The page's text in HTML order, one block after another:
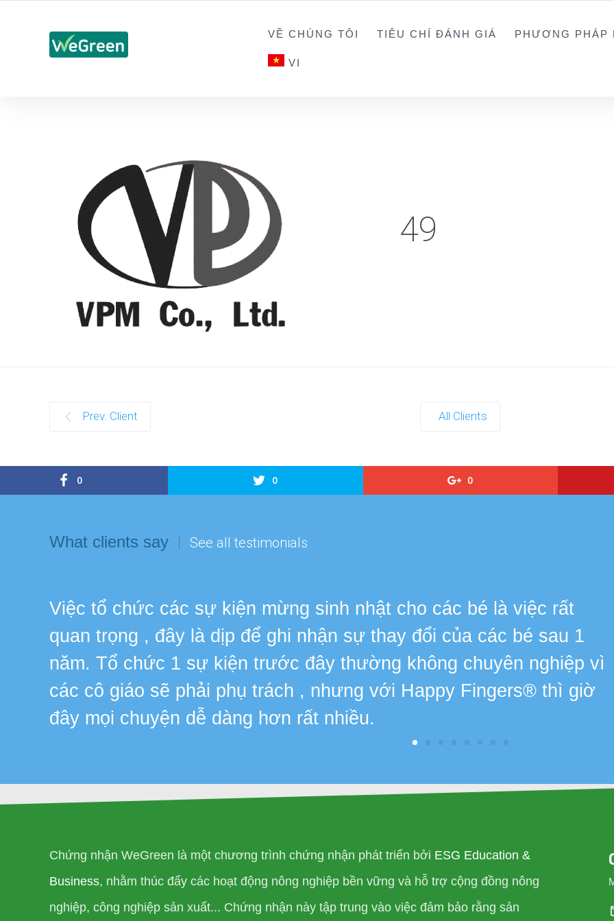
VỀ CHÚNG TÔI TIÊU CHÍ ĐÁNH GIÁ PHƯƠNG PHÁP
VI
49
Prev. Client All Clients
0 0 0
What clients say See all testimonials
Việc tổ chức các sự kiện mừng sinh nhật cho các bé là việc rất
quan trọng , đây là dịp để ghi nhận sự thay đổi của các bé sau 1
năm. Tổ chức 1 sự kiện trước đây thường không chuyên nghiệp vì
các cô giáo sẽ phải phụ trách , nhưng với Happy Fingers® thì giờ
đây mọi chuyện dễ dàng hơn rất nhiều.
Chứng nhận WeGreen là một chương trình chứng nhận phát triển bởi ESG Education &
Business, nhằm thúc đẩy các hoạt động nông nghiệp bền vững và hỗ trợ cộng đồng nông
nghiệp, công nghiệp sản xuất... Chứng nhận này tập trung vào việc đảm bảo rằng sản